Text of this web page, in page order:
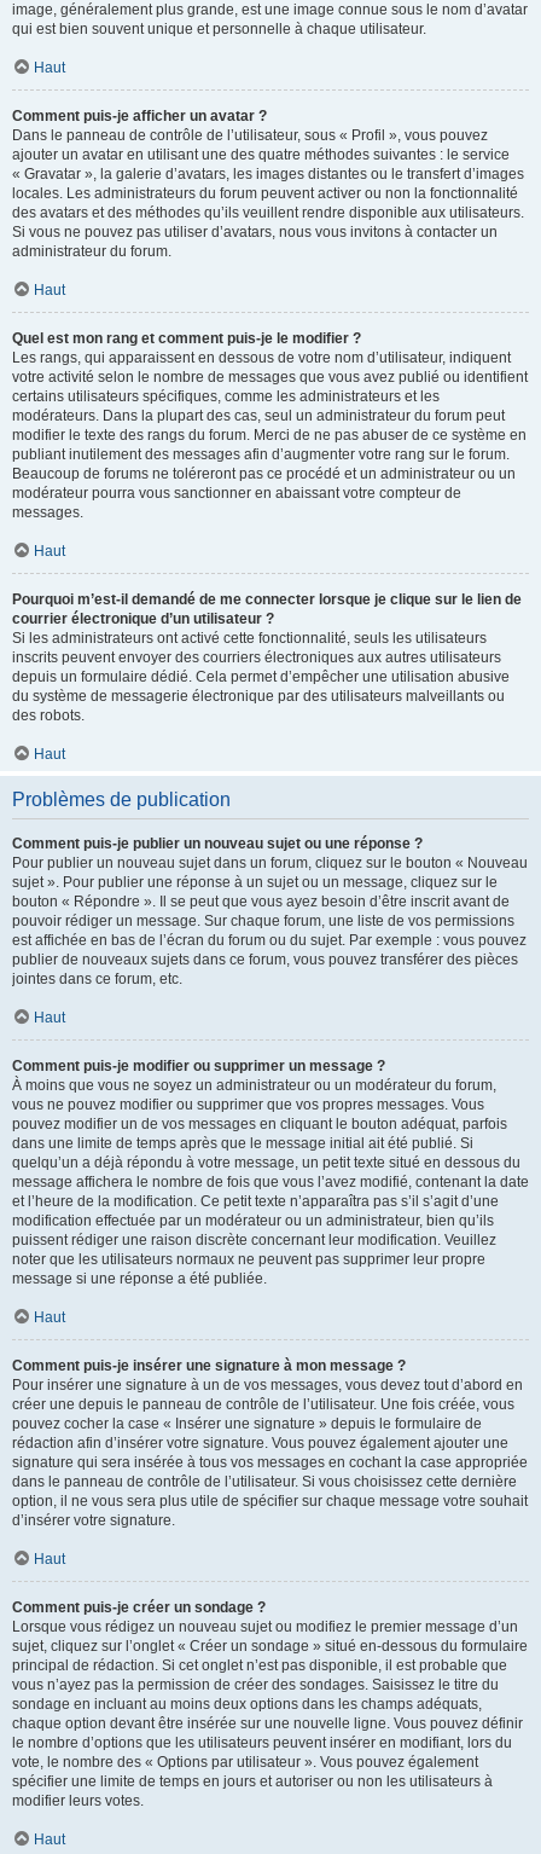
image, généralement plus grande, est une image connue sous le nom d’avatar
qui est bien souvent unique et personnelle à chaque utilisateur.
Haut
Comment puis-je afficher un avatar ?
Dans le panneau de contrôle de l’utilisateur, sous « Profil », vous pouvez
ajouter un avatar en utilisant une des quatre méthodes suivantes : le service
« Gravatar », la galerie d’avatars, les images distantes ou le transfert d’images
locales. Les administrateurs du forum peuvent activer ou non la fonctionnalité
des avatars et des méthodes qu’ils veuillent rendre disponible aux utilisateurs.
Si vous ne pouvez pas utiliser d’avatars, nous vous invitons à contacter un
administrateur du forum.
Haut
Quel est mon rang et comment puis-je le modifier ?
Les rangs, qui apparaissent en dessous de votre nom d’utilisateur, indiquent
votre activité selon le nombre de messages que vous avez publié ou identifient
certains utilisateurs spécifiques, comme les administrateurs et les
modérateurs. Dans la plupart des cas, seul un administrateur du forum peut
modifier le texte des rangs du forum. Merci de ne pas abuser de ce système en
publiant inutilement des messages afin d’augmenter votre rang sur le forum.
Beaucoup de forums ne toléreront pas ce procédé et un administrateur ou un
modérateur pourra vous sanctionner en abaissant votre compteur de
messages.
Haut
Pourquoi m’est-il demandé de me connecter lorsque je clique sur le lien de
courrier électronique d’un utilisateur ?
Si les administrateurs ont activé cette fonctionnalité, seuls les utilisateurs
inscrits peuvent envoyer des courriers électroniques aux autres utilisateurs
depuis un formulaire dédié. Cela permet d’empêcher une utilisation abusive
du système de messagerie électronique par des utilisateurs malveillants ou
des robots.
Haut
Problèmes de publication
Comment puis-je publier un nouveau sujet ou une réponse ?
Pour publier un nouveau sujet dans un forum, cliquez sur le bouton « Nouveau
sujet ». Pour publier une réponse à un sujet ou un message, cliquez sur le
bouton « Répondre ». Il se peut que vous ayez besoin d’être inscrit avant de
pouvoir rédiger un message. Sur chaque forum, une liste de vos permissions
est affichée en bas de l’écran du forum ou du sujet. Par exemple : vous pouvez
publier de nouveaux sujets dans ce forum, vous pouvez transférer des pièces
jointes dans ce forum, etc.
Haut
Comment puis-je modifier ou supprimer un message ?
À moins que vous ne soyez un administrateur ou un modérateur du forum,
vous ne pouvez modifier ou supprimer que vos propres messages. Vous
pouvez modifier un de vos messages en cliquant le bouton adéquat, parfois
dans une limite de temps après que le message initial ait été publié. Si
quelqu’un a déjà répondu à votre message, un petit texte situé en dessous du
message affichera le nombre de fois que vous l’avez modifié, contenant la date
et l’heure de la modification. Ce petit texte n’apparaîtra pas s’il s’agit d’une
modification effectuée par un modérateur ou un administrateur, bien qu’ils
puissent rédiger une raison discrète concernant leur modification. Veuillez
noter que les utilisateurs normaux ne peuvent pas supprimer leur propre
message si une réponse a été publiée.
Haut
Comment puis-je insérer une signature à mon message ?
Pour insérer une signature à un de vos messages, vous devez tout d’abord en
créer une depuis le panneau de contrôle de l’utilisateur. Une fois créée, vous
pouvez cocher la case « Insérer une signature » depuis le formulaire de
rédaction afin d’insérer votre signature. Vous pouvez également ajouter une
signature qui sera insérée à tous vos messages en cochant la case appropriée
dans le panneau de contrôle de l’utilisateur. Si vous choisissez cette dernière
option, il ne vous sera plus utile de spécifier sur chaque message votre souhait
d’insérer votre signature.
Haut
Comment puis-je créer un sondage ?
Lorsque vous rédigez un nouveau sujet ou modifiez le premier message d’un
sujet, cliquez sur l’onglet « Créer un sondage » situé en-dessous du formulaire
principal de rédaction. Si cet onglet n’est pas disponible, il est probable que
vous n’ayez pas la permission de créer des sondages. Saisissez le titre du
sondage en incluant au moins deux options dans les champs adéquats,
chaque option devant être insérée sur une nouvelle ligne. Vous pouvez définir
le nombre d’options que les utilisateurs peuvent insérer en modifiant, lors du
vote, le nombre des « Options par utilisateur ». Vous pouvez également
spécifier une limite de temps en jours et autoriser ou non les utilisateurs à
modifier leurs votes.
Haut